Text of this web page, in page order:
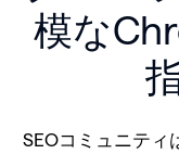
模な
SEOコミュニティ